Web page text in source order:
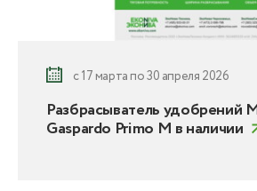
с 17 марта по 30 апреля 2026
Разбрасыватель удобрений
Gaspardo Primo M в наличии